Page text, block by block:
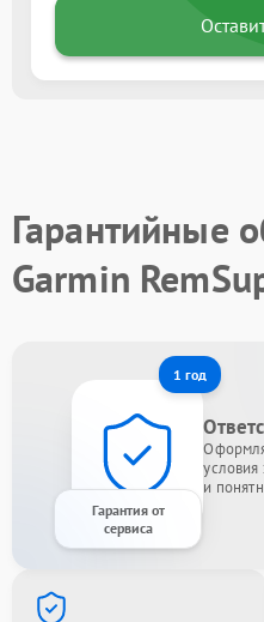
Гарантийные
Garmin
1 год
Гарантия от
сервиса
и